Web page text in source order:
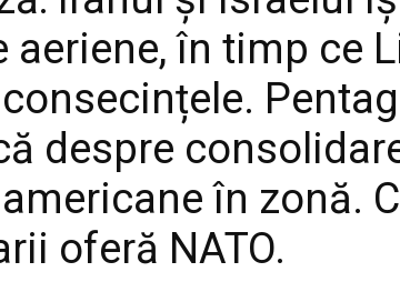
aeriene, în timp ce
despre
în zonă.
oferă NATO.